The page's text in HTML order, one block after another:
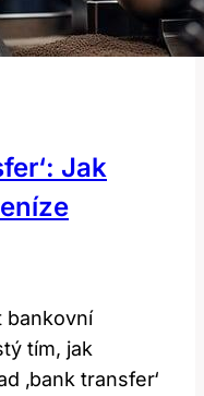
Jak
bankovní
tím, jak
‚bank transfer‘